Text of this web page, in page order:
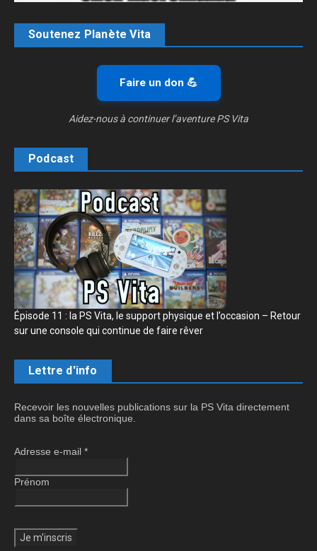
Soutenez Planète Vita
Faire un don 💪
Aidez-nous à continuer l’aventure PS Vita
Podcast
Épisode 11 : la PS Vita, le support physique et l’occasion – Retour
sur une console qui continue de faire rêver
Lettre d'info
Recevoir les nouvelles publications sur la PS Vita directement
dans sa boîte électronique.
Adresse e-mail *
Prénom